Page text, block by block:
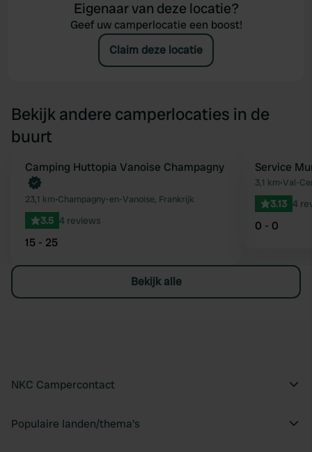
Eigenaar van deze locatie?
Geef uw camperlocatie een boost!
Claim deze locatie
Bekijk andere camperlocaties in de
buurt
Favoriet
Boek direct
Camping Huttopia Vanoise Champagny
23,1 km•Champagny-en-Vanoise, Frankrijk
3.5 4 reviews
15 - 25
Service
3,1 km•Val-
3.13 4
0 - 0
Bekijk alle
NKC Campercontact
Populaire landen/thema's